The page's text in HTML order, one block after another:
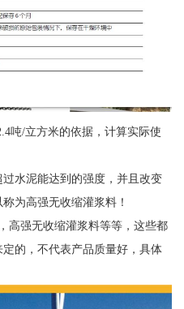
吨/立方米的依据，计算实际使
水泥能达到的强度，并且改变
为高强无收缩灌浆料！
高强无收缩灌浆料等等，这些都
的，不代表产品质量好，具体